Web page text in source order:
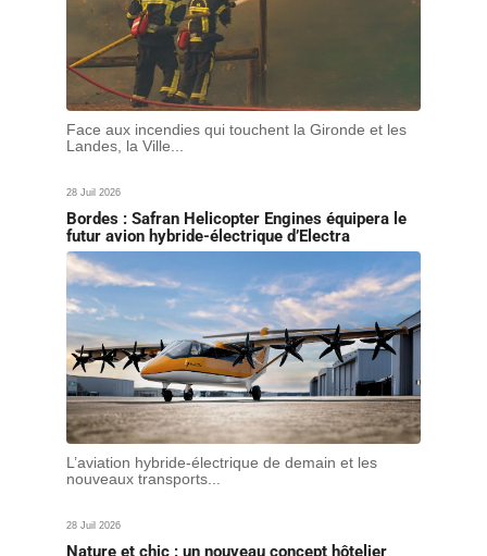
Face aux incendies qui touchent la Gironde et les
Landes, la Ville...
28 Juil 2026
Bordes : Safran Helicopter Engines équipera le
futur avion hybride-électrique d’Electra
L’aviation hybride-électrique de demain et les
nouveaux transports...
28 Juil 2026
Nature et chic : un nouveau concept hôtelier